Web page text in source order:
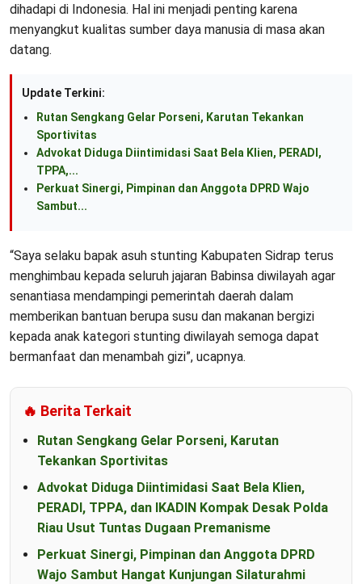
dihadapi di Indonesia. Hal ini menjadi penting karena
menyangkut kualitas sumber daya manusia di masa akan
datang.
Update Terkini:
Rutan Sengkang Gelar Porseni, Karutan Tekankan
Sportivitas
Advokat Diduga Diintimidasi Saat Bela Klien, PERADI,
TPPA,...
Perkuat Sinergi, Pimpinan dan Anggota DPRD Wajo
Sambut...
“Saya selaku bapak asuh stunting Kabupaten Sidrap terus
menghimbau kepada seluruh jajaran Babinsa diwilayah agar
senantiasa mendampingi pemerintah daerah dalam
memberikan bantuan berupa susu dan makanan bergizi
kepada anak kategori stunting diwilayah semoga dapat
bermanfaat dan menambah gizi”, ucapnya.
🔥 Berita Terkait
Rutan Sengkang Gelar Porseni, Karutan
Tekankan Sportivitas
Advokat Diduga Diintimidasi Saat Bela Klien,
PERADI, TPPA, dan IKADIN Kompak Desak Polda
Riau Usut Tuntas Dugaan Premanisme
Perkuat Sinergi, Pimpinan dan Anggota DPRD
Wajo Sambut Hangat Kunjungan Silaturahmi